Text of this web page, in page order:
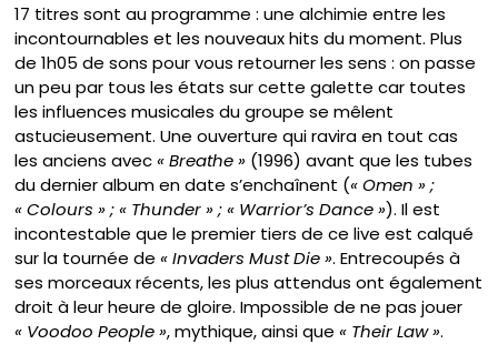
17 titres sont au programme : une alchimie entre les
incontournables et les nouveaux hits du moment. Plus
de 1h05 de sons pour vous retourner les sens : on passe
un peu par tous les états sur cette galette car toutes
les influences musicales du groupe se mêlent
astucieusement. Une ouverture qui ravira en tout cas
les anciens avec« Breathe » (1996) avant que les tubes
du dernier album en date s’enchaînent (« Omen » ;
« Colours » ; « Thunder » ; « Warrior’s Dance »). Il est
incontestable que le premier tiers de ce live est calqué
sur la tournée de« Invaders Must Die ». Entrecoupés à
ses morceaux récents, les plus attendus ont également
droit à leur heure de gloire. Impossible de ne pas jouer
« Voodoo People », mythique, ainsi que« Their Law ».